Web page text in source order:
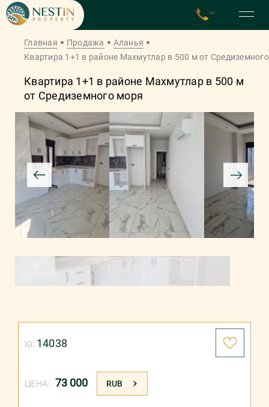
Главная Продажа
Аланья
Квартира 1+1 в районе Махмутлар в 500 м от
Квартира 1+1 в районе Махмутлар в 500 м
от Средиземного моря
ЦЕНА: 73 000 RUB
ID: 14038